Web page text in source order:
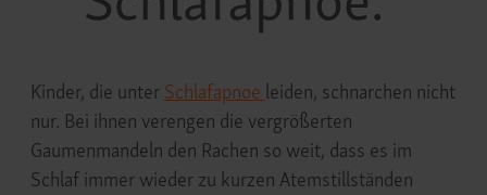
Kinder, die unter Schlafapnoe leiden, schnarchen nicht
nur. Bei ihnen verengen die vergrößerten
Gaumenmandeln den Rachen so weit, dass es im
Schlaf immer wieder zu kurzen Atemstillständen